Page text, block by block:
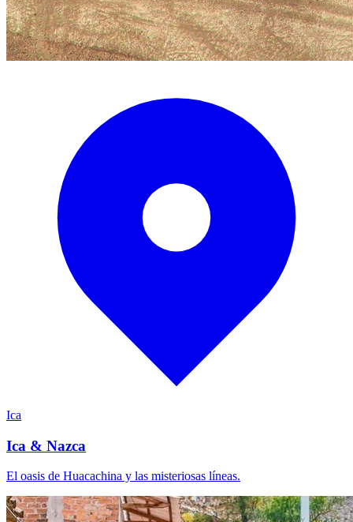
Ica
Ica & Nazca
El oasis de Huacachina y las misteriosas líneas.